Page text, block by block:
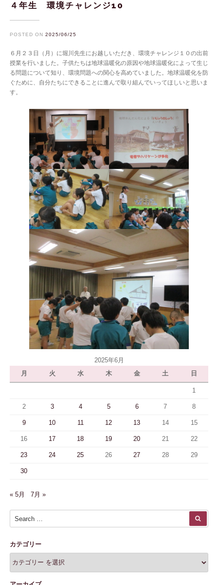
４年生 環境チャレンジ10
POSTED ON 2025/06/25
６月２３日（月）に堀川先生にお越しいただき、環境チャレンジ１０の出前
授業を行いました。子供たちは地球温暖化の原因や地球温暖化によって生じ
る問題について知り、環境問題への関心を高めていました。地球温暖化を防
ぐために、自分たちにできることに進んで取り組んでいってほしいと思いま
す。
2025年6月
月
火 水 木 金 土 日
1
2 3 4 5 6 7 8
9 10 11 12 13 14 15
16 17 18 19 20 21 22
23 24 25 26 27 28 29
30
« 5月 7月 »
Search for:
カテゴリー